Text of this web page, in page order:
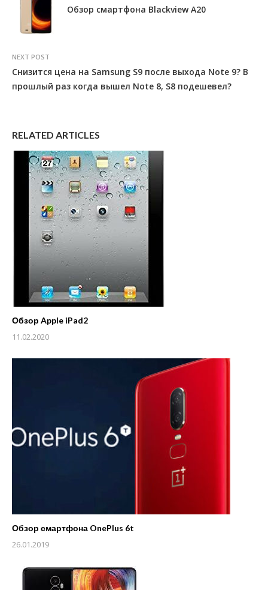
Обзор смартфона Blackview A20
NEXT POST
Снизится цена на Samsung S9 после выхода Note 9? В
прошлый раз когда вышел Note 8, S8 подешевел?
RELATED ARTICLES
Обзор Apple iPad2
11.02.2020
Обзор смартфона OnePlus 6t
26.01.2019